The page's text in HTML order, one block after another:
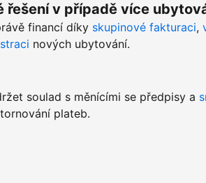
řešení v případě více
financí díky skupinové fakturaci,
nových ubytování.
soulad s měnícími se předpisy a
plateb.